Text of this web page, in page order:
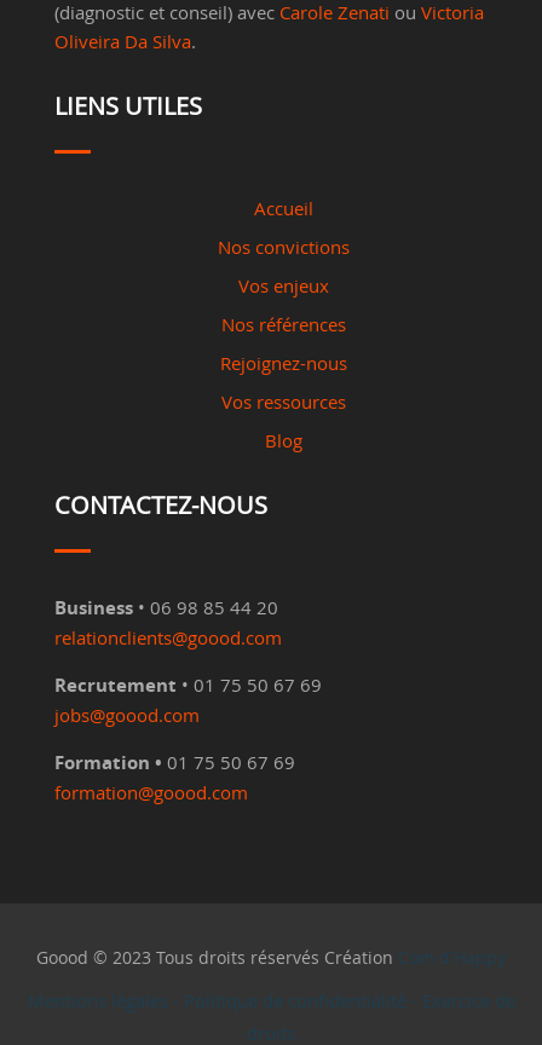
(diagnostic et conseil) avec Carole Zenati ou Victoria
Oliveira Da Silva.
LIENS UTILES
Accueil
Nos convictions
Vos enjeux
Nos références
Rejoignez-nous
Vos ressources
Blog
CONTACTEZ-NOUS
Business • 06 98 85 44 20
relationclients@goood.com
Recrutement • 01 75 50 67 69
jobs@goood.com
Formation • 01 75 50 67 69
formation@goood.com
Goood © 2023 Tous droits réservés Création Com d'Happy
Mentions légales - Politique de confidentialité - Exercice de
droits